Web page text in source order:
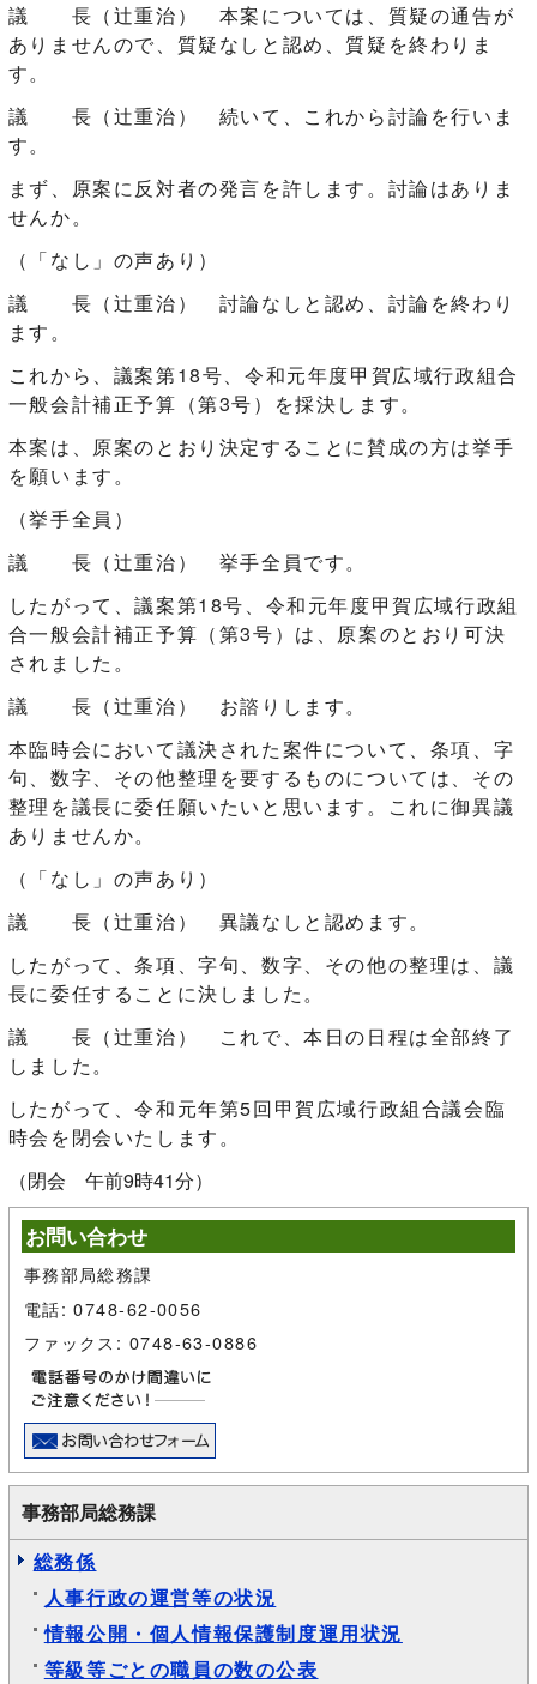
議 長（辻󠄀重治） 本案については、質疑の通告が
ありませんので、質疑なしと認め、質疑を終わりま
す。
議 長（辻󠄀重治） 続いて、これから討論を行いま
す。
まず、原案に反対者の発言を許します。討論はありま
せんか。
（「なし」の声あり）
議 長（辻󠄀重治） 討論なしと認め、討論を終わり
ます。
これから、議案第18号、令和元年度甲賀広域行政組合
一般会計補正予算（第3号）を採決します。
本案は、原案のとおり決定することに賛成の方は挙手
を願います。
（挙手全員）
議 長（辻󠄀重治） 挙手全員です。
したがって、議案第18号、令和元年度甲賀広域行政組
合一般会計補正予算（第3号）は、原案のとおり可決
されました。
議 長（辻󠄀重治） お諮りします。
本臨時会において議決された案件について、条項、字
句、数字、その他整理を要するものについては、その
整理を議長に委任願いたいと思います。これに御異議
ありませんか。
（「なし」の声あり）
議 長（辻󠄀重治） 異議なしと認めます。
したがって、条項、字句、数字、その他の整理は、議
長に委任することに決しました。
議 長（辻󠄀重治） これで、本日の日程は全部終了
しました。
したがって、令和元年第5回甲賀広域行政組合議会臨
時会を閉会いたします。
（閉会 午前9時41分）
お問い合わせ
事務部局総務課
電話: 0748-62-0056
ファックス: 0748-63-0886
事務部局総務課
総務係
人事行政の運営等の状況
情報公開・個人情報保護制度運用状況
等級等ごとの職員の数の公表